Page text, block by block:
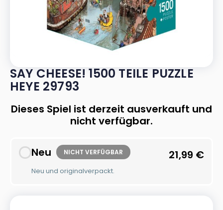
SAY CHEESE! 1500 TEILE PUZZLE
HEYE 29793
Dieses Spiel ist derzeit ausverkauft und
nicht verfügbar.
Neu NICHT VERFÜGBAR
Neu und originalverpackt.
21,99 €